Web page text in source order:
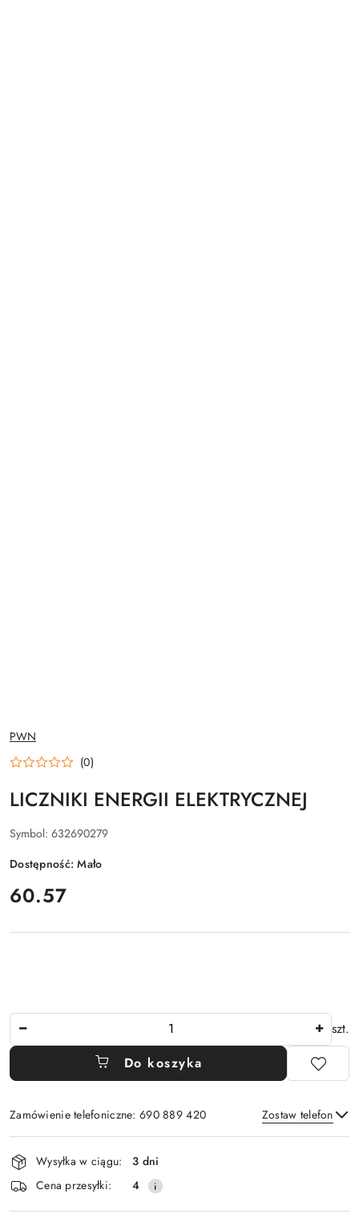
NAZWA
PRODUCENTA:
PWN
(0)
LICZNIKI ENERGII ELEKTRYCZNEJ
Symbol: 632690279
Dostępność:Mało
cena:
60.57
szt.
Do koszyka
Zamówienie telefoniczne: 690 889 420 Zostaw telefon
Wyślij
Dostępność
i
dostawa
Wysyłka w ciągu:
3 dni
Cena przesyłki:
4